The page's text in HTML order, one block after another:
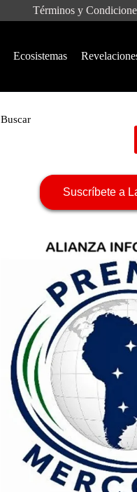
Términos y
Ecosistemas
Buscar
Suscríbete a